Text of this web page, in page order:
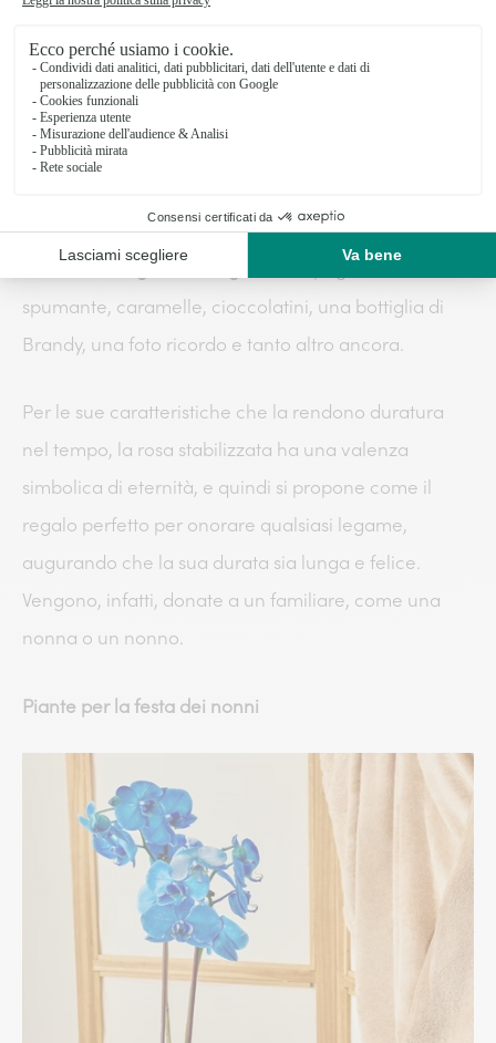
ricordi questi bellissimi
non sbagliare, un mazzo di fiori classico come un
bouquet di rosedalle tonalità vivaci con un bel
bigliettino o una vostra foto insieme.
proponiamo la confezione regalo con preziosarosa
stabilizzata a gambo lungo
spumante, caramelle, cioccolatini, una bottiglia di
Brandy, una foto ricordo e tanto altro ancora.
Per le sue caratteristiche che la rendono duratura
nel tempo, la rosa stabilizzata ha una valenza
simbolica di eternità, e quindi si propone come il
regalo perfetto per onorare qualsiasi legame,
augurando che la sua durata sia lunga e felice.
Vengono, infatti, donate a un familiare, come una
nonna o un nonno.
Piante per la festa dei nonni